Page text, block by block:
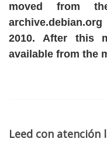
moved from
2010. After this
available from the
Leed con atención